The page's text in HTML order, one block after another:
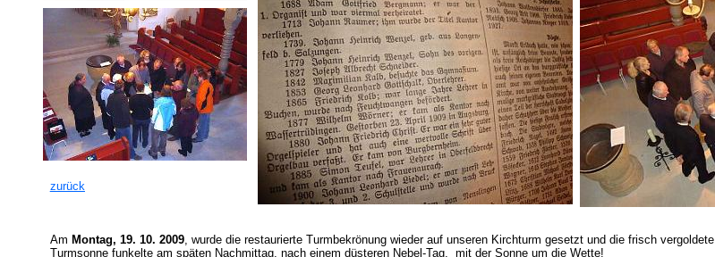
zurück
Am Montag, 19. 10. 2009, wurde die restaurierte Turmbekrönung wieder auf unseren Kirchturm gesetzt und die frisch vergoldete
Turmsonne funkelte am späten Nachmittag, nach einem düsteren Nebel-Tag, mit der Sonne um die Wette!